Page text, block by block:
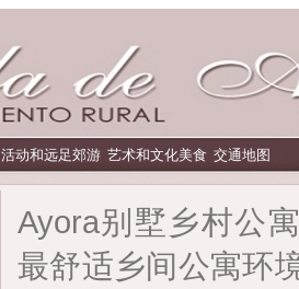
活动和远足郊游 艺术和文化美食 交通地图
Ayora别墅乡村公
最舒适乡间公寓环